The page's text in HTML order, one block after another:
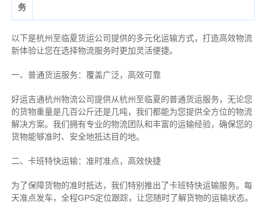
务
以下是杭州至临夏货运公司提供的多元化运输方式，打造高效物流
新体验让您在选择物流服务时更加灵活便捷。
一、普通货运服务：覆盖广泛，高效可靠
好运吉通杭州物流公司提供从杭州至临夏的普通货运服务，无论您
的货物重量是几百公斤还是几吨，我们都能为您提供全方位的物流
解决方案。我们拥有专业的物流团队和丰富的运输经验，确保您的
货物能够准时、安全地抵达目的地。
二、卡班特快运输：准时准点，高效快捷
为了保障货物的准时抵达，我们特别推出了卡班特快运输服务。每
天准点发车，全程GPS定位跟踪，让您随时了解货物的运输状态。